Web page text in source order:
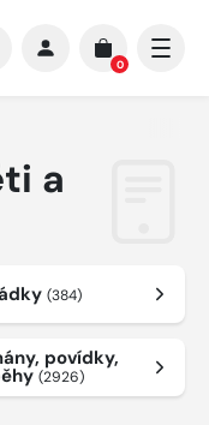
0
a
(384)
povídky,
(2926)